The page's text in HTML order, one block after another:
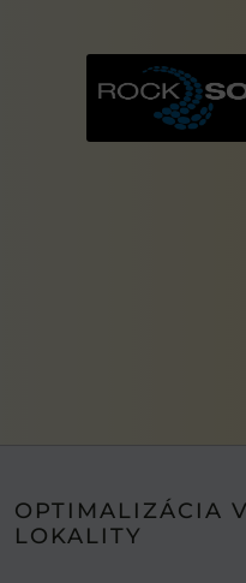
OPTIMALIZÁCIA
LOKALITY